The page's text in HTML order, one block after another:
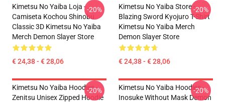
Kimetsu No Yaiba Loja -
Camiseta Kochou Shinobu
Classic 3D Kimetsu No Yaiba
Merch Demon Slayer Store
€ 24,38 - € 28,06
-20%
Kimetsu No Yaiba Store -
Blazing Sword Kyojuro T-Shirt
Kimetsu No Yaiba Merch
Demon Slayer Store
€ 24,38 - € 28,06
-20%
Kimetsu No Yaiba Hoodies -
Zenitsu Unisex Zipped Hoodie
-20%
Kimetsu No Yaiba Hoodies -
Inosuke Without Mask Demon
-20%